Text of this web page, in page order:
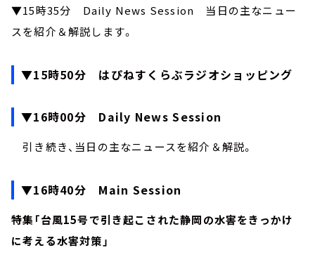
▼15時35分 Daily News Session 当日の主なニュー
スを紹介＆解説します。
▼15時50分 はぴねすくらぶラジオショッピング
▼16時00分 Daily News Session
引き続き、当日の主なニュースを紹介＆解説。
▼16時40分 Main Session
特集「台風15号で引き起こされた静岡の水害をきっかけ
に考える水害対策」